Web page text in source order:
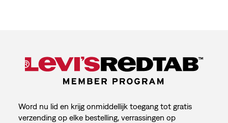
Word nu lid en krijg onmiddellijk toegang tot gratis
verzending op elke bestelling, verrassingen op